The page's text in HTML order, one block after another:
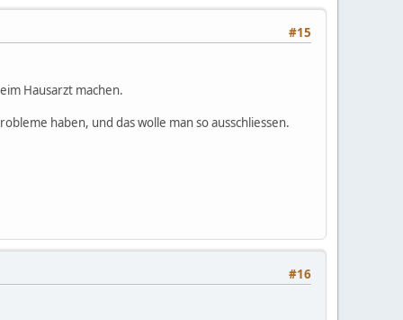
#15
Hausarzt machen.
haben, und das wolle man so ausschliessen.
#16